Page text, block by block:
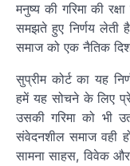
मनुष्य की गरिमा की
समझते हुए निर्णय लेती
समाज को एक नैतिक
सुप्रीम कोर्ट का यह
हमें यह सोचने के लिए
उसकी गरिमा को भी
संवेदनशील समाज वही
सामना साहस, विवेक